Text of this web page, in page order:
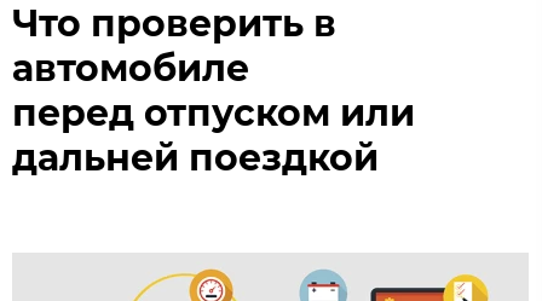
Что проверить в
автомобиле
перед отпуском или
дальней поездкой